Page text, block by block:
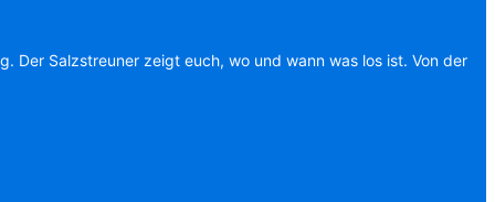
Der Salzstreuner zeigt euch, wo und wann was los ist. Von der